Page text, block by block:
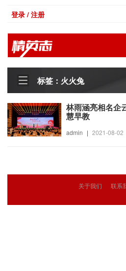
登录 / 注册
标签：火火兔
林雨涵亮相名企
慧早教
admin | 2021-08-02
关于我们 联系
© 2018